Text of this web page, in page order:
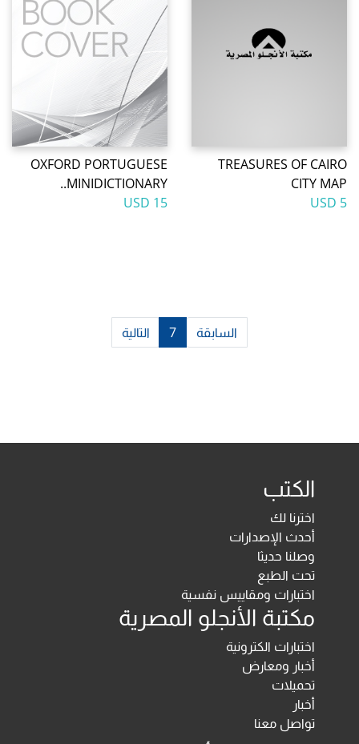
TREASURES OF CAIRO
CITY MAP
5 USD
OXFORD PORTUGUESE
MINIDICTIONARY..
15 USD
السابقة 7 التالية
الكتب
اخترنا لك
أحدث الإصدارات
وصلنا حديثا
تحت الطبع
اختبارات ومقاييس نفسية
مكتبة الأنجلو المصرية
اختبارات الكترونية
أخبار ومعارض
تحميلات
أخبار
تواصل معنا